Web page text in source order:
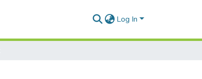
Log In